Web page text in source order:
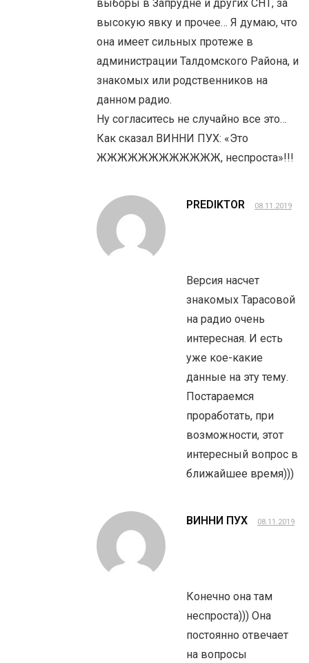
выборы в Запрудне и других СНТ, за
высокую явку и прочее… Я думаю, что
она имеет сильных протеже в
администрации Талдомского Района, и
знакомых или родственников на
данном радио.
Ну согласитесь не случайно все это…
Как сказал ВИННИ ПУХ: «Это
ЖЖЖЖЖЖЖЖЖЖЖЖ, неспроста»!!!
PREDIKTOR 08.11.2019
Версия насчет
знакомых Тарасовой
на радио очень
интересная. И есть
уже кое-какие
данные на эту тему.
Постараемся
проработать, при
возможности, этот
интересный вопрос в
ближайшее время)))
ВИННИ ПУХ 08.11.2019
Конечно она там
неспроста))) Она
постоянно отвечает
на вопросы